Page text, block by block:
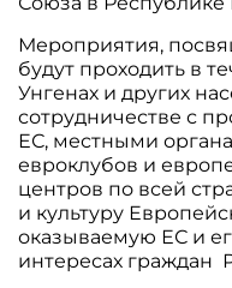
Мероприятия,
будут проходить в
Унгенах и других
сотрудничестве с
ЕС, местными
евроклубов и
центров по всей
и культуру
оказываемую ЕС и
интересах граждан